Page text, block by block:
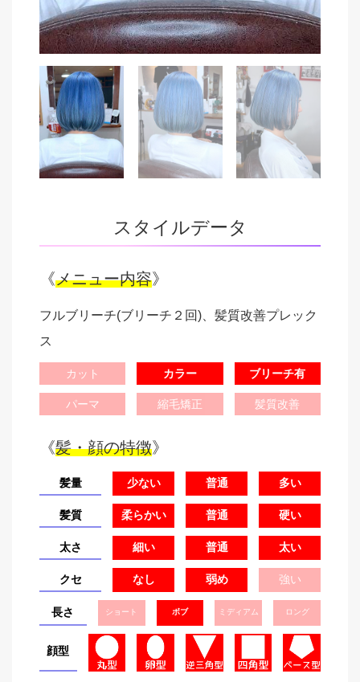
スタイルデータ
《メニュー内容》
フルブリーチ(ブリーチ２回)、髪質改善プレック
ス
カット カラー ブリーチ有
パーマ 縮毛矯正 髪質改善
《髪・顔の特徴》
髪量 少ない 普通 多い
髪質 柔らかい 普通 硬い
太さ 細い 普通 太い
クセ なし 弱め 強い
長さ ショート ボブ ミディアム ロング
顔型